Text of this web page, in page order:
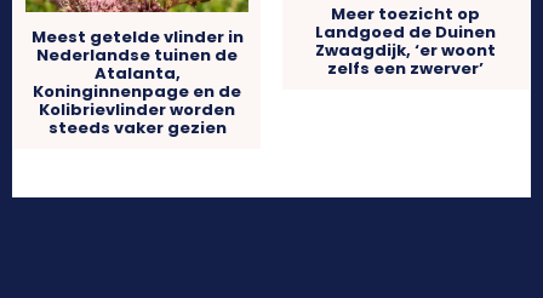
Meest getelde vlinder in
Nederlandse tuinen de
Atalanta,
Koninginnenpage en de
Kolibrievlinder worden
steeds vaker gezien
Meer toezicht op
Landgoed de Duinen
Zwaagdijk, ‘er woont
zelfs een zwerver’